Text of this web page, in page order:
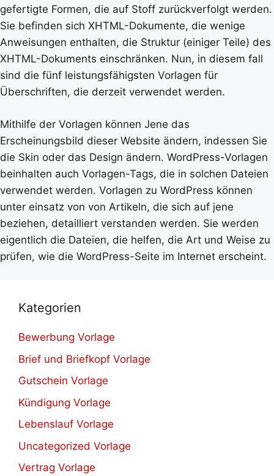
gefertigte Formen, die auf Stoff zurückverfolgt werden.
Sie befinden sich XHTML-Dokumente, die wenige
Anweisungen enthalten, die Struktur (einiger Teile) des
XHTML-Dokuments einschränken. Nun, in diesem fall
sind die fünf leistungsfähigsten Vorlagen für
Überschriften, die derzeit verwendet werden.
Mithilfe der Vorlagen können Jene das
Erscheinungsbild dieser Website ändern, indessen Sie
die Skin oder das Design ändern. WordPress-Vorlagen
beinhalten auch Vorlagen-Tags, die in solchen Dateien
verwendet werden. Vorlagen zu WordPress können
unter einsatz von von Artikeln, die sich auf jene
beziehen, detailliert verstanden werden. Sie werden
eigentlich die Dateien, die helfen, die Art und Weise zu
prüfen, wie die WordPress-Seite im Internet erscheint.
Kategorien
Bewerbung Vorlage
Brief und Briefkopf Vorlage
Gutschein Vorlage
Kündigung Vorlage
Lebenslauf Vorlage
Uncategorized Vorlage
Vertrag Vorlage